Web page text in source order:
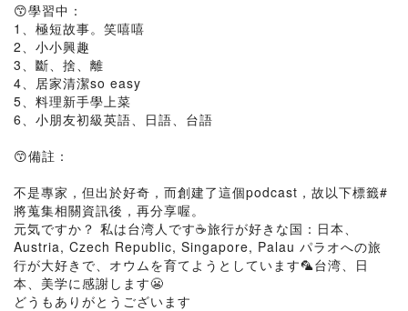
😙學習中：
1、極短故事。笑嘻嘻
2、小小興趣
3、斷、捨、離
4、居家清潔so easy
5、料理新手學上菜
6、小朋友初級英語、日語、台語
😙備註：
不是專家，但出於好奇，而創建了這個podcast，故以下標籤#
將蒐集相關資訊後，再分享喔。
元気ですか？ 私は台湾人です☕️旅行が好きな国：日本、
Austria, Czech Republic, Singapore, Palau パラオへの旅
行が大好きで、オウムを育てようとしています🦜台湾、日
本、美学に感謝します😬
どうもありがとうございます